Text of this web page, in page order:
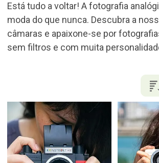
Está tudo a voltar! A fotografia
moda do que nunca. Descubra a
câmaras e apaixone-se por
sem filtros e com muita